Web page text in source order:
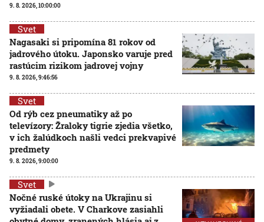
9. 8. 2026, 10:00:00
Svet
Nagasaki si pripomína 81 rokov od
jadrového útoku. Japonsko varuje pred
rastúcim rizikom jadrovej vojny
9. 8. 2026, 9:46:56
Svet
Od rýb cez pneumatiky až po
televízory: Žraloky tigrie zjedia všetko,
v ich žalúdkoch našli vedci prekvapivé
predmety
9. 8. 2026, 9:00:00
Svet
Nočné ruské útoky na Ukrajinu si
vyžiadali obete. V Charkove zasiahli